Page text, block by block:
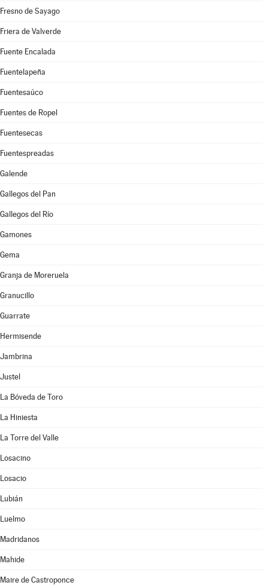
Fresno de Sayago
Friera de Valverde
Fuente Encalada
Fuentelapeña
Fuentesaúco
Fuentes de Ropel
Fuentesecas
Fuentespreadas
Galende
Gallegos del Pan
Gallegos del Río
Gamones
Gema
Granja de Moreruela
Granucillo
Guarrate
Hermisende
Jambrina
Justel
La Bóveda de Toro
La Hiniesta
La Torre del Valle
Losacino
Losacio
Lubián
Luelmo
Madridanos
Mahide
Maire de Castroponce